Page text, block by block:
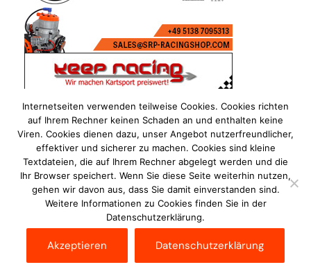
Impressum Datenschutzerklärung
Disclaimer
Kontakt
Internetseiten verwenden teilweise Cookies. Cookies richten
auf Ihrem Rechner keinen Schaden an und enthalten keine
Viren. Cookies dienen dazu, unser Angebot nutzerfreundlicher,
effektiver und sicherer zu machen. Cookies sind kleine
Textdateien, die auf Ihrem Rechner abgelegt werden und die
Ihr Browser speichert. Wenn Sie diese Seite weiterhin nutzen,
gehen wir davon aus, dass Sie damit einverstanden sind.
Weitere Informationen zu Cookies finden Sie in der
Datenschutzerklärung.
Akzeptieren Datenschutzerklärung